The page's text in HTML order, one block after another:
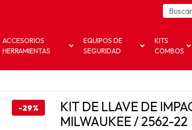
ACCESORIOS
HERRAMIENTAS
EQUIPOS DE
SEGURIDAD
KITS
COMBOS
-29%
KIT DE LLAVE DE
MILWAUKEE / 2562-22